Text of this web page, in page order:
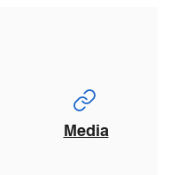
Media